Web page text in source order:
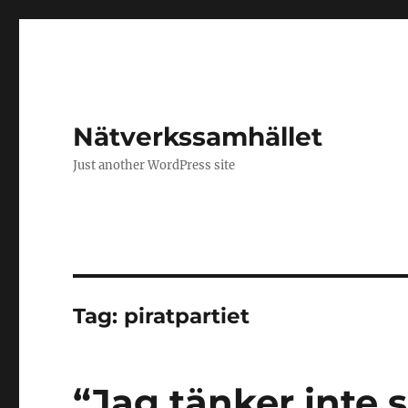
Nätverkssamhället
Just another WordPress site
Tag: piratpartiet